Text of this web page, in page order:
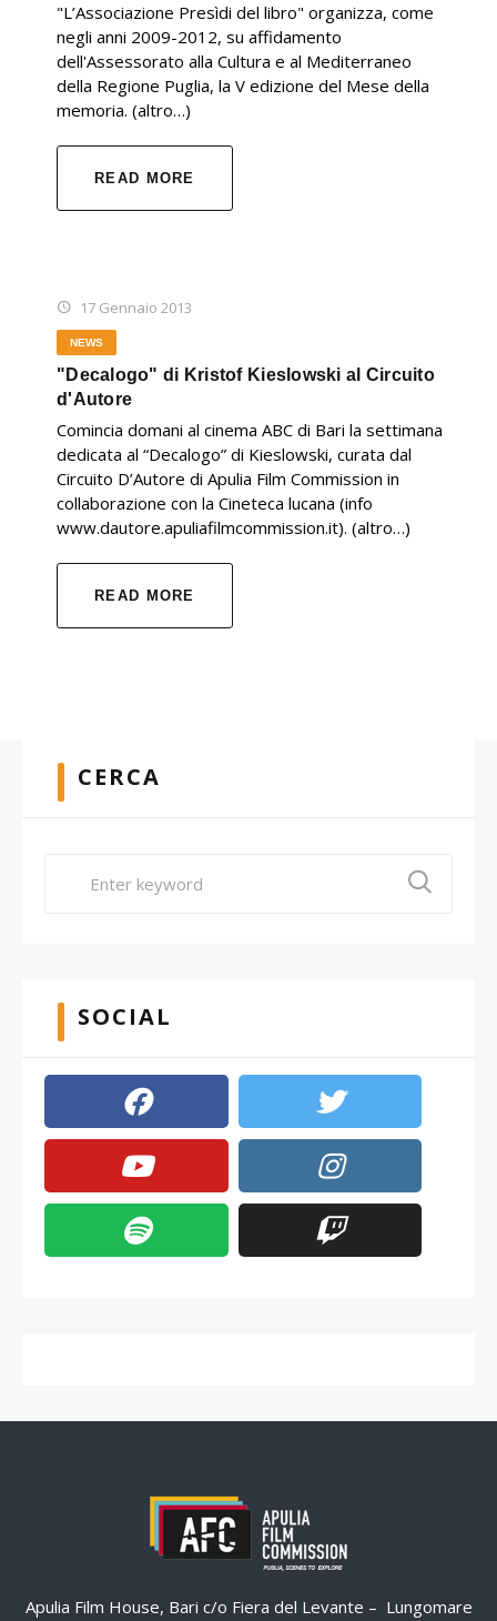
"L’Associazione Presìdi del libro" organizza, come
negli anni 2009-2012, su affidamento
dell'Assessorato alla Cultura e al Mediterraneo
della Regione Puglia, la V edizione del Mese della
memoria. (altro…)
READ MORE
17 Gennaio 2013
NEWS
"Decalogo" di Kristof Kieslowski al Circuito
d'Autore
Comincia domani al cinema ABC di Bari la settimana
dedicata al “Decalogo” di Kieslowski, curata dal
Circuito D’Autore di Apulia Film Commission in
collaborazione con la Cineteca lucana (info
www.dautore.apuliafilmcommission.it). (altro…)
READ MORE
CERCA
SOCIAL
Apulia Film House, Bari c/o Fiera del Levante – Lungomare